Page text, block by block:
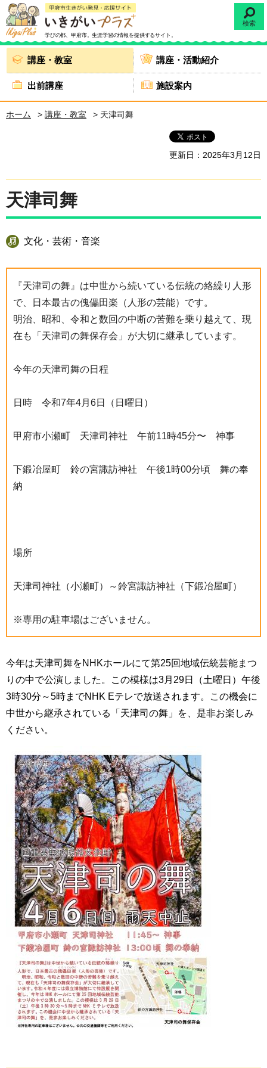
学びの都、甲府市。生涯学習の情報を提供するサイト。
検索
講座・教室 講座・活動紹介
出前講座 施設案内
ホーム > 講座・教室 > 天津司舞
更新日：2025年3月12日
天津司舞
文化・芸術・音楽
『天津司の舞』は中世から続いている伝統の絡繰り人形
で、日本最古の傀儡田楽（人形の芸能）です。
明治、昭和、令和と数回の中断の苦難を乗り越えて、現
在も「天津司の舞保存会」が大切に継承しています。
今年の天津司舞の日程
日時 令和7年4月6日（日曜日）
甲府市小瀬町 天津司神社 午前11時45分〜 神事
下鍛冶屋町 鈴の宮諏訪神社 午後1時00分頃 舞の奉
納
場所
天津司神社（小瀬町）～鈴宮諏訪神社（下鍛冶屋町）
※専用の駐車場はございません。
今年は天津司舞をNHKホールにて第25回地域伝統芸能まつ
りの中で公演しました。この模様は3月29日（土曜日）午後
3時30分～5時までNHK Eテレで放送されます。この機会に
中世から継承されている「天津司の舞」を、是非お楽しみ
ください。